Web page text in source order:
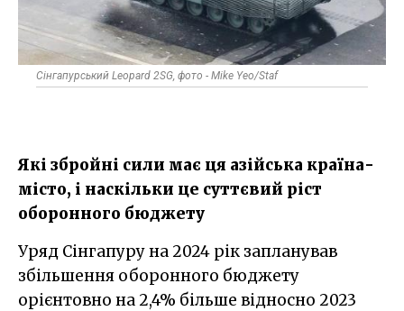
Сінгапурський Leopard 2SG, фото - Mike Yeo/Staf
Які збройні сили має ця азійська країна-
місто, і наскільки це суттєвий ріст
оборонного бюджету
Уряд Сінгапуру на 2024 рік запланував
збільшення оборонного бюджету
орієнтовно на 2,4% більше відносно 2023